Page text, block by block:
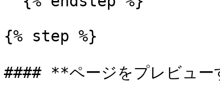
{% step %}
#### **ページをプレビュ